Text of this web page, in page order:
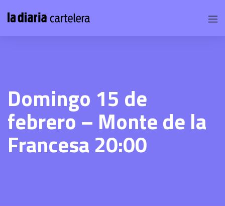
Domingo 15 de
febrero – Monte de la
Francesa 20:00